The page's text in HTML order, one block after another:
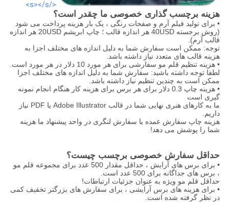
</s></s>
هزینه برچسب گذاری خصوصی ما چقدر است؟
• برای تولید فیلم آرم و صفحات رنگی ، یک بار هزینه پرداخت می شود
(روش برجسته 40USD هر اندازه قالب ؛ چاپ ابریشم 20USD هر اندازه
قالب آرم).
توجه: ممکن است سفارش شما به دلیل اندازه های مختلف اجزا به
هزینه قالب های متعدد نیاز داشته باشد.
• هزینه تنظیم قلم مو سفارشی برای هر مورد 10 دلار در هر مورد است.
لطفا توجه داشته باشید: سفارش شما به دلیل اندازه های مختلف اجزا
ممکن است به چندین تنظیم نیاز داشته باشد.
• هزینه چاپ 0.3 دلار برای هر برس برای هزینه کار هنگام انجام نمونه
گیری است
ما به کارهای هنری نهایی شما در قالب Adobe Illustrator یا PDF نیاز
داریم.
هزینه چاپ سفارش عمده یا سفارش لنگری در واحد پیشنهاد ما هزینه
شما را پوشش می دهد!
حداقل سفارش خصوصی برچسب چیست؟
• برای برس های آرایش ، حداقل مقدار 500 عدد برای مجموعه قلم مو
، برس های جداگانه برای 500 عدد است.
حداقل قلم مو ویژه به عنوان جزئیات ارتباطات!
• برای هزینه های برس آرایشی ، برای سفارش های بزرگتر تخفیف کمی
در نظر گرفته شده است.